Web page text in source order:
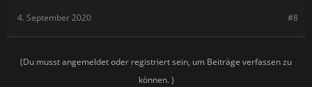
#8
4. September 2020
(Du musst angemeldet oder registriert sein, um Beiträge verfassen zu
können. )